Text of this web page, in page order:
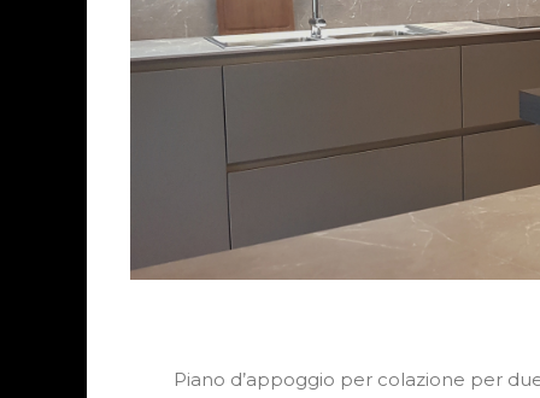
Piano d’appoggio per colazione per